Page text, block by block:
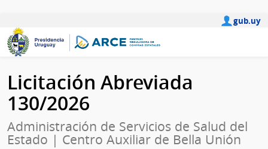
gub.uy
Licitación Abreviada
130/2026
Administración de Servicios de Salud del
Estado | Centro Auxiliar de Bella Unión